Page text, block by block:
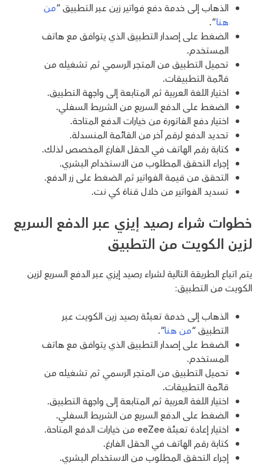
الذهاب إلى خدمة دفع فواتير زين عبر التطبيق “من
هنا“.
الضغط على إصدار التطبيق الذي يتوافق مع هاتف
المستخدم.
تحميل التطبيق من المتجر الرسمي ثم تشغيله من
قائمة التطبيقات.
اختيار اللغة العربية ثم المتابعة إلى واجهة التطبيق.
الضغط على الدفع السريع من الشريط السفلي.
اختيار دفع الفاتورة من خيارات الدفع المتاحة.
تحديد الدفع لرقم آخر من القائمة المنسدلة.
كتابة رقم الهاتف في الحقل الفارغ المخصص لذلك.
إجراء التحقق المطلوب من الاستخدام البشري.
التحقق من قيمة الفواتير ثم الضغط على زر الدفع.
تسديد الفواتير من خلال قناة كي نت.
خطوات شراء رصيد إيزي عبر الدفع السريع
لزين الكويت من التطبيق
يتم اتباع الطريقة التالية لشراء رصيد إيزي عبر الدفع السريع لزين
الكويت من التطبيق:
الذهاب إلى خدمة تعبئة رصيد زين الكويت عبر
التطبيق “من هنا“.
الضغط على إصدار التطبيق الذي يتوافق مع هاتف
المستخدم.
تحميل التطبيق من المتجر الرسمي ثم تشغيله من
قائمة التطبيقات.
اختيار اللغة العربية ثم المتابعة إلى واجهة التطبيق.
الضغط على الدفع السريع من الشريط السفلي.
اختيار إعادة تعبئة eeZee من خيارات الدفع المتاحة.
كتابة رقم الهاتف في الحقل الفارغ.
إجراء التحقق المطلوب من الاستخدام البشري.